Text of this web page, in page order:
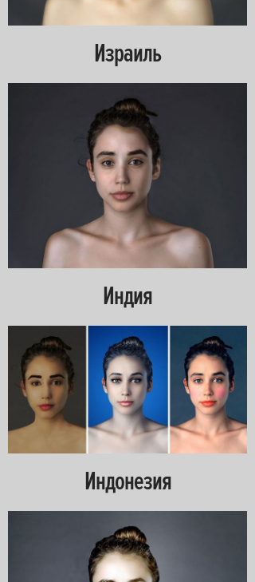
Израиль
Индия
Индонезия